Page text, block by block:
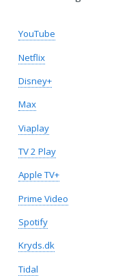
YouTube
Netflix
Disney+
Max
Viaplay
TV 2 Play
Apple TV+
Prime Video
Spotify
Kryds.dk
Tidal